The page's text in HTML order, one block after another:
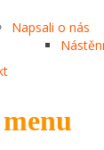
Napsali o nás